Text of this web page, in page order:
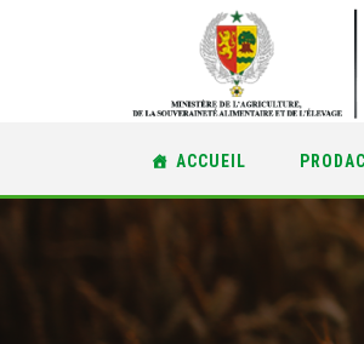
content
ACCUEIL PRODAC